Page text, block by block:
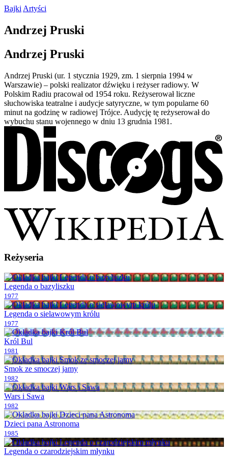
Bajki Artyści
Andrzej Pruski
Andrzej Pruski
Andrzej Pruski (ur. 1 stycznia 1929, zm. 1 sierpnia 1994 w
Warszawie) – polski realizator dźwięku i reżyser radiowy. W
Polskim Radiu pracował od 1954 roku. Reżyserował liczne
słuchowiska teatralne i audycje satyryczne, w tym popularne 60
minut na godzinę w radiowej Trójce. Audycję tę reżyserował do
wybuchu stanu wojennego w dniu 13 grudnia 1981.
Reżyseria
Legenda o bazyliszku
1977
Legenda o sielawowym królu
1977
Król Bul
1981
Smok ze smoczej jamy
1982
Wars i Sawa
1982
Dzieci pana Astronoma
1985
Legenda o czarodziejskim młynku